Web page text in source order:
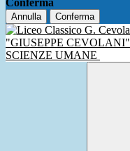
Conferma
Annulla Conferma
"GIUSEPPE CEVOLANI"
SCIENZE UMANE